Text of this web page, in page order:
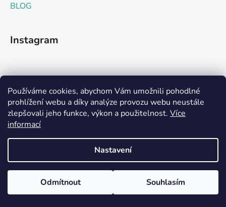
Používáme cookies, abychom Vám umožnili pohodlné
prohlížení webu a díky analýze provozu webu neustále
zlepšovali jeho funkce, výkon a použitelnost. Více
informací
Nastavení
Odmítnout Souhlasím
BLOG
Instagram